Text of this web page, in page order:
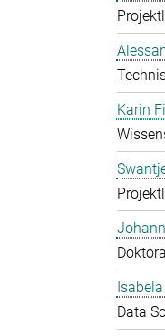
Karin
Data